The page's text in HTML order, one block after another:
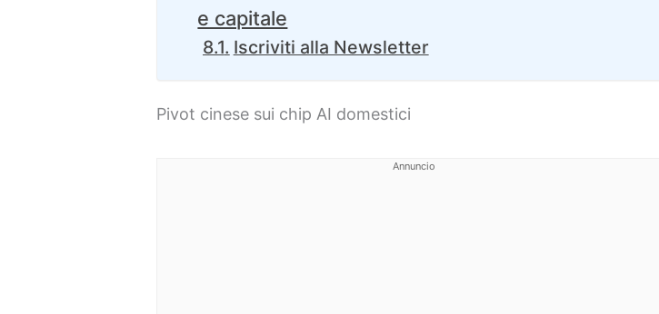
e capitale
Iscriviti alla Newsletter
Pivot cinese sui chip AI domestici
Annuncio